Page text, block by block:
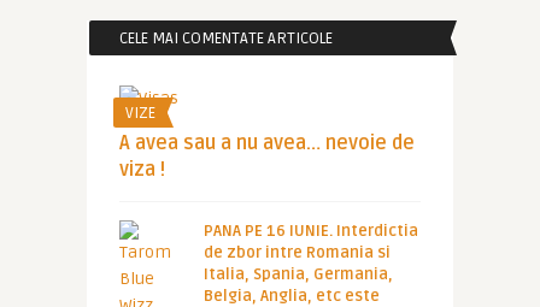
CELE MAI COMENTATE ARTICOLE
VIZE
A avea sau a nu avea… nevoie de
viza !
PANA PE 16 IUNIE. Interdictia
de zbor intre Romania si
Italia, Spania, Germania,
Belgia, Anglia, etc este